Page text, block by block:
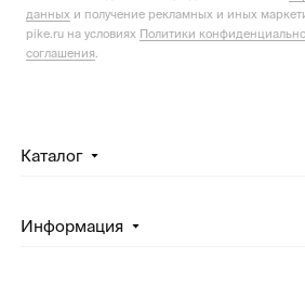
данных и получение рекламных и иных
pike.ru на условиях Политики
соглашения
Каталог
Информация